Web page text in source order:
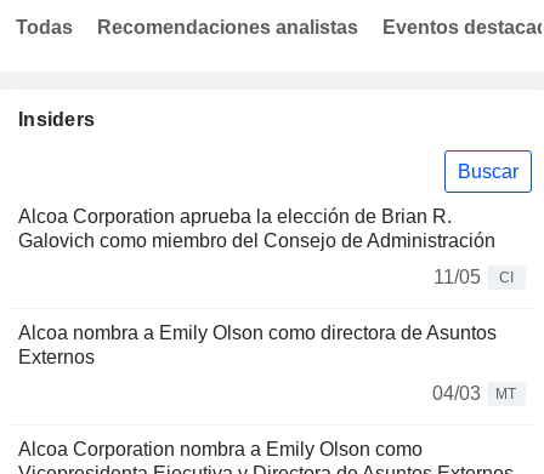
Insiders
Buscar
Alcoa Corporation aprueba la elección de Brian R.
Galovich como miembro del Consejo de Administración
11/05
CI
Alcoa nombra a Emily Olson como directora de Asuntos
Externos
04/03
MT
Alcoa Corporation nombra a Emily Olson como
Todas Recomendaciones analistas Eventos